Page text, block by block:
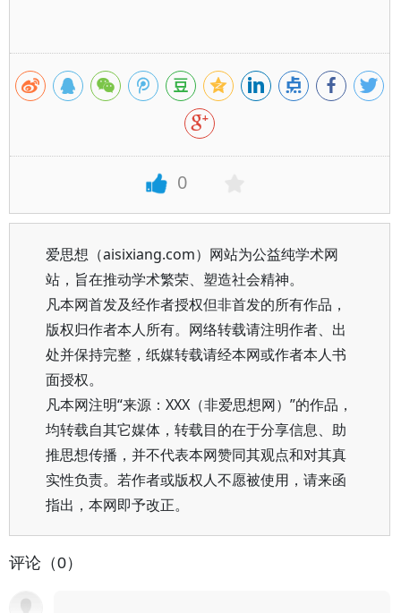
0
爱思想（aisixiang.com）网站为公益纯学术网
站，旨在推动学术繁荣、塑造社会精神。
凡本网首发及经作者授权但非首发的所有作品，
版权归作者本人所有。网络转载请注明作者、出
处并保持完整，纸媒转载请经本网或作者本人书
面授权。
凡本网注明“来源：XXX（非爱思想网）”的作品，
均转载自其它媒体，转载目的在于分享信息、助
推思想传播，并不代表本网赞同其观点和对其真
实性负责。若作者或版权人不愿被使用，请来函
指出，本网即予改正。
评论（0）